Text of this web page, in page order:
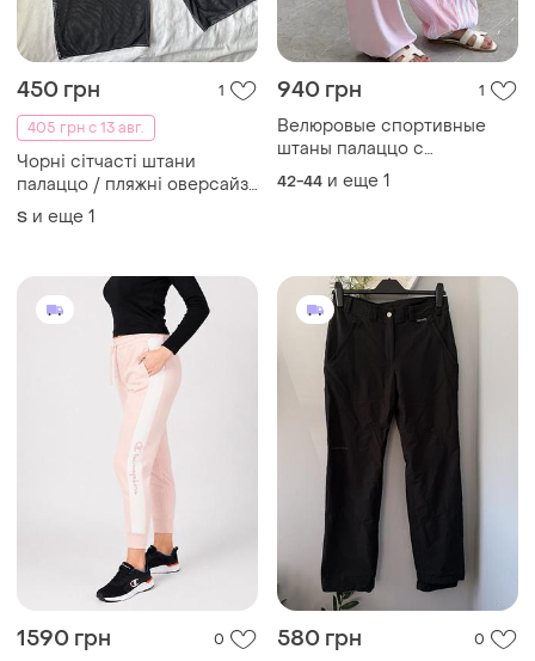
450 грн
1
405 грн с 13 авг.
Чорні сітчасті штани
палаццо / пляжні оверсайз
штани /штани для танців
розмір s-m
S и еще 1
940 грн 1
Велюровые спортивные
штаны палаццо с
ассеметрическими
лампасами с кулисками по
42-44 и еще 1
1590 грн 0 580 грн
0